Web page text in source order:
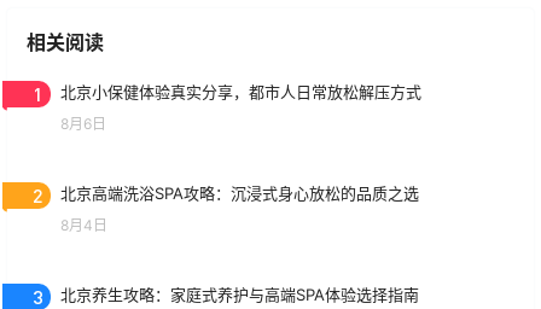
相关阅读
1 北京小保健体验真实分享，都市人日常放松解压方式
8月6日
2 北京高端洗浴SPA攻略：沉浸式身心放松的品质之选
8月4日
3 北京养生攻略：家庭式养护与高端SPA体验选择指南